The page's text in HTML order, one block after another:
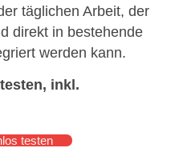
täglichen Arbeit, der
direkt in bestehende
werden kann.
inkl.
testen